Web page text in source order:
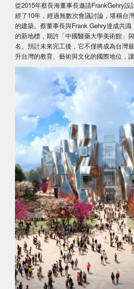
從2015年蔡長海董事長邀請FrankGehry設
經了10年，經過無數次會議討論，堪稱台
的建築。蔡董事長與Frank Gehry達成共
的新地標，期許「中國醫藥大學美術館」
名。預計未來完工後，它不僅將成為台灣
升台灣的教育、藝術與文化的國際地位，